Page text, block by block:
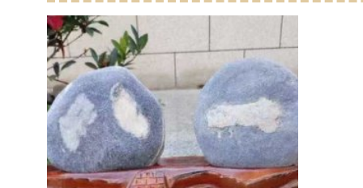
庆祝活动。在洛
黄河奇石文化馆
耕黄河奇石收藏
以石为媒，讲好...